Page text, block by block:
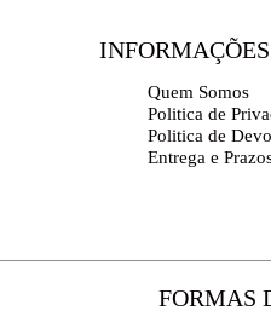
Quem Somos
Politica de
Politica de
Entrega e
FORMAS